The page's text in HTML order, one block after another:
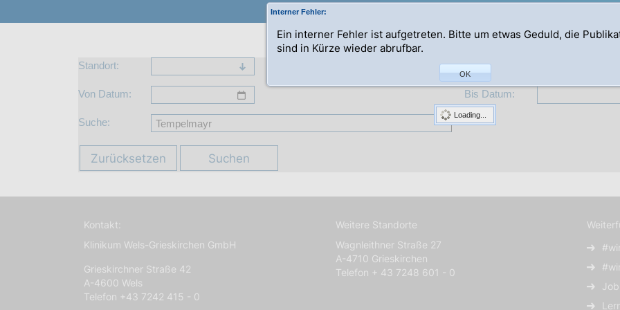
Standort: Abteilung:
Von Datum: Bis Datum:
Suche:
Zurücksetzen Suchen
Loading...
Kontakt:
Klinikum Wels-Grieskirchen GmbH
Grieskirchner Straße 42
A-4600 Wels
Telefon +43 7242 415 - 0
Weitere Standorte
Wagnleithner Straße 27
A-4710 Grieskirchen
Telefon + 43 7248 601 - 0
Interner Fehler:
Ein interner Fehler ist aufgetreten. Bitte um etwas Geduld, die
sind in Kürze wieder abrufbar.
OK